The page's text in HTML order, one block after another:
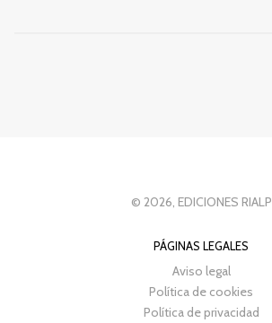
© 2026, EDICIONES RIALP
PÁGINAS LEGALES
Aviso legal
Política de cookies
Política de privacidad